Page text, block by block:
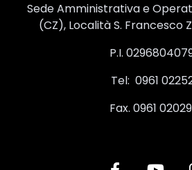
Sede Amministrativa e
(CZ), Località S. Francesco
P.I.
Tel: 0961
Fax. 0961